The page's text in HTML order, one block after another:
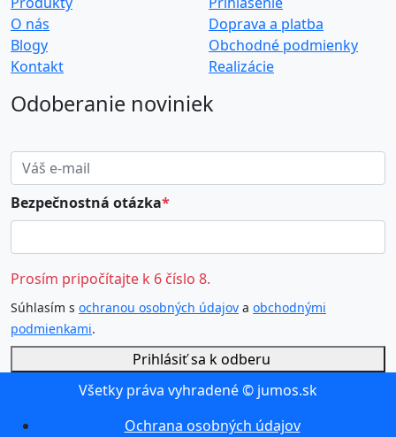
O nás
Blogy
Kontakt
Doprava a platba
Obchodné podmienky
Realizácie
Odoberanie noviniek
Bezpečnostná otázka*
Prosím pripočítajte k 6 číslo 8.
Súhlasím s ochranou osobných údajov a obchodnými
podmienkami.
Prihlásiť sa k odberu
Všetky práva vyhradené © jumos.sk
Ochrana osobných údajov